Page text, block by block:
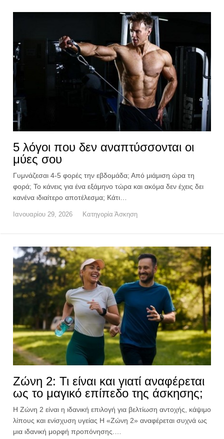
5 λόγοι που δεν αναπτύσσονται οι
μύες σου
Γυμνάζεσαι 4-5 φορές την εβδομάδα; Από μιάμιση ώρα τη
φορά; Το κάνεις για ένα εξάμηνο τώρα και ακόμα δεν έχεις δει
κανένα ιδιαίτερο αποτέλεσμα; Κάτι…
Ιανουαρίου 29, 2026 Κατηγορία Άσκηση
Ζώνη 2: Τι είναι και γιατί αναφέρεται
ως το μαγικό επίπεδο της άσκησης;
H Ζώνη 2 είναι η ιδανική επιλογή για βελτίωση αντοχής, κάψιμο
λίπους και ενίσχυση υγείας Η «Ζώνη 2» αναφέρεται συχνά ως
μια ιδανική μορφή προπόνησης.…